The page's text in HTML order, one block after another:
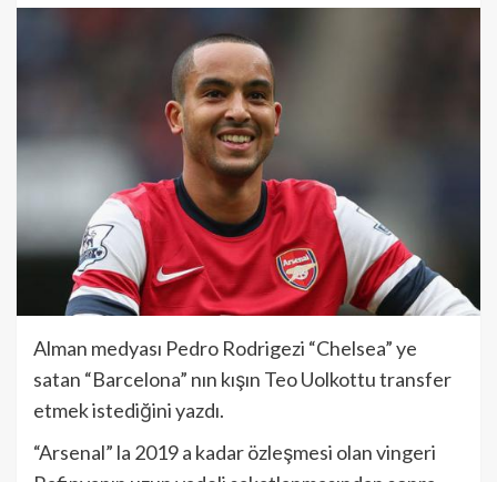
Alman medyası Pedro Rodrigezi “Chelsea” ye
satan “Barcelona” nın kışın Teo Uolkottu transfer
etmek istediğini yazdı.
“Arsenal” la 2019 a kadar özleşmesi olan vingeri